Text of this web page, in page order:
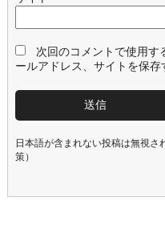
次回のコメントで使用す
ールアドレス、サイトを保存
日本語が含まれない投稿は無視
策）